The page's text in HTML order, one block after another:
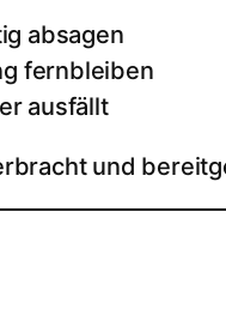
absagen
fernbleiben
ausfällt
und